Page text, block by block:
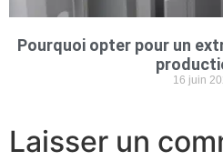
Pourquoi opter pour un
16 juin
Laisser un